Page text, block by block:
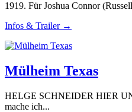
1919. Für Joshua Connor
Infos & Trailer →
Mülheim Texas
HELGE SCHNEIDER HIER
mache ich...